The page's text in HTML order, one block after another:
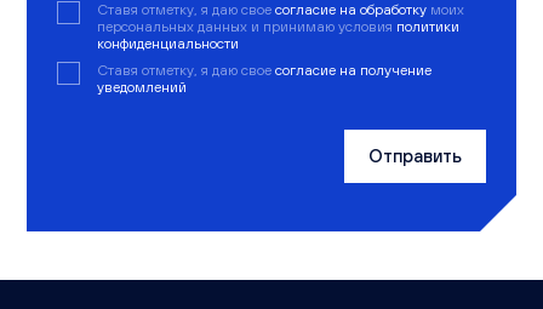
Ставя отметку, я даю свое согласие на обработку моих
персональных данных и принимаю условия политики
конфиденциальности
Ставя отметку, я даю свое согласие на получение
уведомлений
Отправить